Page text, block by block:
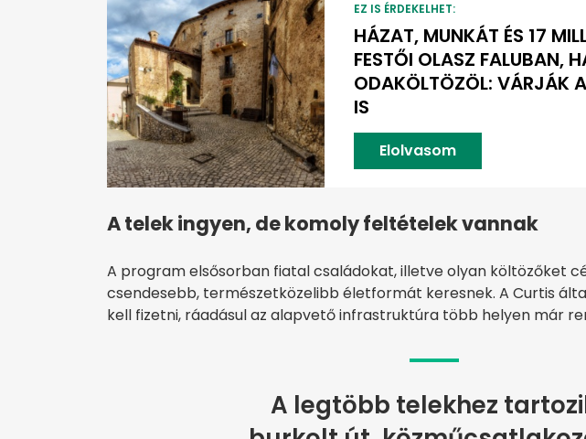
EZ IS ÉRDEKELHET:
HÁZAT, MUNKÁT ÉS 17
FESTŐI OLASZ FALUBAN,
ODAKÖLTÖZÖL: VÁRJÁK
IS
Elolvasom
A telek ingyen, de komoly feltételek vannak
A program elsősorban fiatal családokat, illetve olyan költözőket
csendesebb, természetközelibb életformát keresnek. A Curtis
kell fizetni, ráadásul az alapvető infrastruktúra több helyen már
A legtöbb telekhez